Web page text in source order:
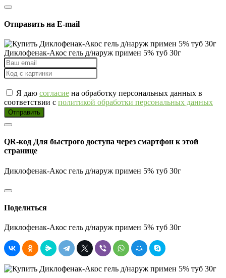
Отправить на E-mail
Диклофенак-Акос гель д/наруж примен 5% туб 30г
Я даю согласие на обработку персональных данных в
соответствии с политикой обработки персональных данных
Отправить
QR-код Для быстрого доступа через смартфон к этой
странице
Диклофенак-Акос гель д/наруж примен 5% туб 30г
Поделиться
Диклофенак-Акос гель д/наруж примен 5% туб 30г